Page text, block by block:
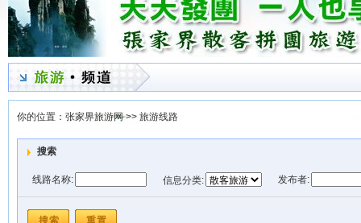
你的位置： 张家界旅游网>> 旅游线路
搜索
线路名称: 信息分类: 发布者: